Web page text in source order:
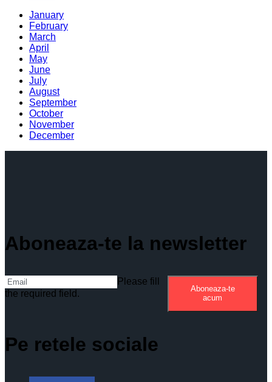
January
February
March
April
May
June
July
August
September
October
November
December
Aboneaza-te la newsletter
Please fill
the required field.
Aboneaza-te
acum
Pe retele sociale